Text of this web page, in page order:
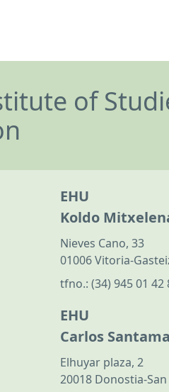
of
EHU
Koldo
Nieves Cano, 33
01006 Vitoria-
tfno.: (34) 945 01 42
EHU
Carlos
Elhuyar plaza, 2
20018 Donostia-